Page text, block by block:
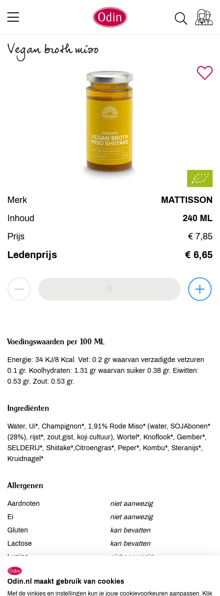
Vegan broth miso
Merk
MATTISSON
Inhoud
240 ML
Prijs
€ 7,85
Ledenprijs € 6,65
Voedingswaarden per 100 ML
Energie: 34 KJ/8 Kcal. Vet: 0.2 gr waarvan verzadigde vetzuren
0.1 gr. Koolhydraten: 1.31 gr waarvan suiker 0.38 gr. Eiwitten:
0.53 gr. Zout: 0.53 gr.
Ingrediënten
Water, Ui*, Champignon*, 1,91% Rode Miso* (water, SOJAbonen*
(28%), rijst*, zout,gist, koji cultuur), Wortel*, Knoflook*, Gember*,
SELDERIJ*, Shiitake*,Citroengras*, Peper*, Kombu*, Steranijs*,
Kruidnagel*
Allergenen
Aardnoten
niet aanwezig
Ei
niet aanwezig
Gluten
kan bevatten
Lactose
kan bevatten
Lupine
niet aanwezig
Mosterd
Noten
niet aanwezig
Odin.nl maakt gebruik van cookies
Met de vinkjes en instellingen kun je jouw cookievoorkeuren aanpassen. Klik